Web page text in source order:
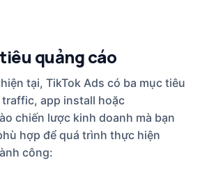
quảng cáo
tại, TikTok Ads có ba mục tiêu
app install hoặc
chiến lược kinh doanh mà bạn
hợp để quá trình thực hiện
công: